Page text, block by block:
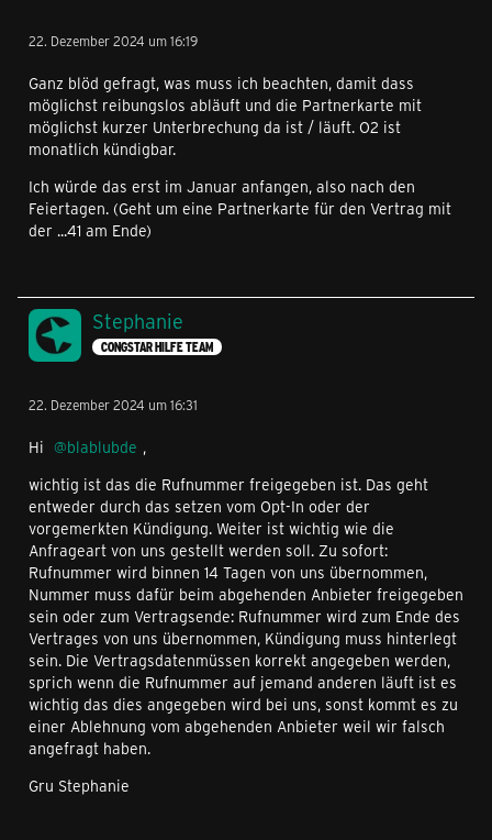
22. Dezember 2024 um 16:19
Ganz blöd gefragt, was muss ich beachten, damit dass
möglichst reibungslos abläuft und die Partnerkarte mit
möglichst kurzer Unterbrechung da ist / läuft. O2 ist
monatlich kündigbar.
Ich würde das erst im Januar anfangen, also nach den
Feiertagen. (Geht um eine Partnerkarte für den Vertrag mit
der ...41 am Ende)
Stephanie
CONGSTAR HILFE TEAM
22. Dezember 2024 um 16:31
Hi blablubde ,
wichtig ist das die Rufnummer freigegeben ist. Das geht
entweder durch das setzen vom Opt-In oder der
vorgemerkten Kündigung. Weiter ist wichtig wie die
Anfrageart von uns gestellt werden soll. Zu sofort:
Rufnummer wird binnen 14 Tagen von uns übernommen,
Nummer muss dafür beim abgehenden Anbieter freigegeben
sein oder zum Vertragsende: Rufnummer wird zum Ende des
Vertrages von uns übernommen, Kündigung muss hinterlegt
sein. Die Vertragsdatenmüssen korrekt angegeben werden,
sprich wenn die Rufnummer auf jemand anderen läuft ist es
wichtig das dies angegeben wird bei uns, sonst kommt es zu
einer Ablehnung vom abgehenden Anbieter weil wir falsch
angefragt haben.
Gru Stephanie